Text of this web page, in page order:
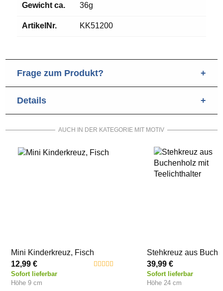
Gewicht ca. 36g
ArtikelNr. KK51200
Frage zum Produkt?
Gerne beantworten wir Ihre Frage. Füllen Sie dafür
bitte alle Felder aus.
Frage
Details
Hersteller: August Anzmann GmbH, Sterzinger Straße
online@anzmann.de
AUCH IN DER KATEGORIE MIT MOTIV
Mini Kinderkreuz, Fisch
12,99 €
Sofort lieferbar
Höhe 9 cm
Stehkreuz aus Buchenholz mit
39,99 €
Sofort lieferbar
Höhe 24 cm